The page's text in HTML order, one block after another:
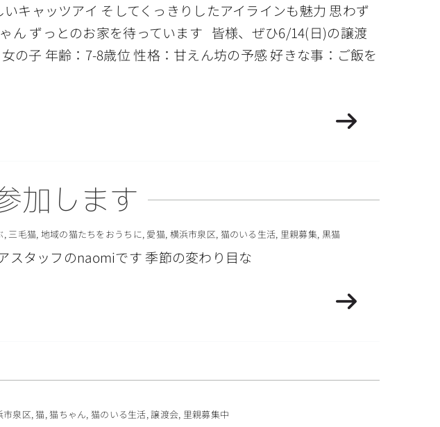
ャッツアイ そしてくっきりしたアイラインも魅力 思わず
ずっとのお家を待っています 皆様、ぜひ6/14(日)の譲渡
子 年齢：7-8歳位 性格：甘えん坊の予感 好きな事：ご飯を
加します
, 三毛猫, 地域の猫たちをおうちに, 愛猫, 横浜市泉区, 猫のいる生活, 里親募集, 黒猫
スタッフのnaomiです 季節の変わり目な
市泉区,猫,猫ちゃん,猫のいる生活,譲渡会, 里親募集中